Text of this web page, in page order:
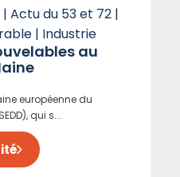
Actu du 53 et 72 |
| Industrie
au
européenne du
qui s...